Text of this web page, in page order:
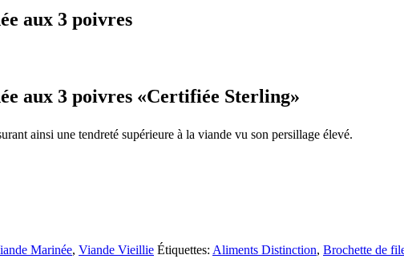
aux 3 poivres
aux 3 poivres «Certifiée Sterling»
ainsi une tendreté supérieure à la viande vu son persillage élevé.
Marinée, Viande Vieillie Étiquettes: Aliments Distinction, Brochette de